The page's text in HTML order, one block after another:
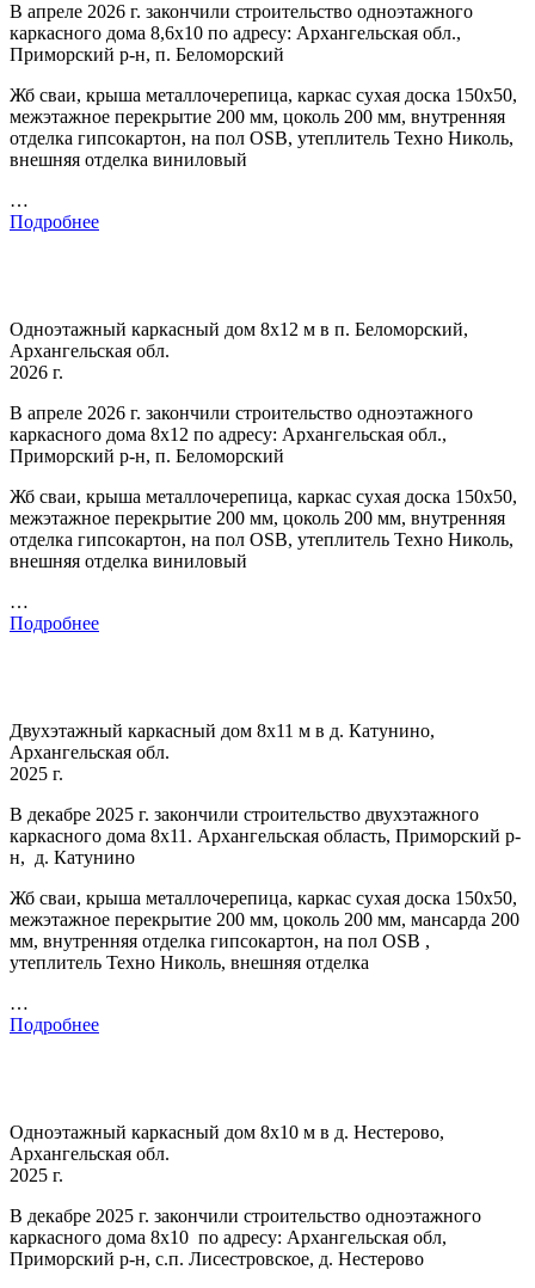
В апреле 2026 г. закончили строительство одноэтажного
каркасного дома 8,6х10 по адресу: Архангельская обл.,
Приморский р-н, п. Беломорский
Жб сваи, крыша металлочерепица, каркас сухая доска 150х50,
межэтажное перекрытие 200 мм, цоколь 200 мм, внутренняя
отделка гипсокартон, на пол OSB, утеплитель Техно Николь,
внешняя отделка виниловый
…
Подробнее
Одноэтажный каркасный дом 8х12 м в п. Беломорский,
Архангельская обл.
2026 г.
В апреле 2026 г. закончили строительство одноэтажного
каркасного дома 8х12 по адресу: Архангельская обл.,
Приморский р-н, п. Беломорский
Жб сваи, крыша металлочерепица, каркас сухая доска 150х50,
межэтажное перекрытие 200 мм, цоколь 200 мм, внутренняя
отделка гипсокартон, на пол OSB, утеплитель Техно Николь,
внешняя отделка виниловый
…
Подробнее
Двухэтажный каркасный дом 8х11 м в д. Катунино,
Архангельская обл.
2025 г.
В декабре 2025 г. закончили строительство двухэтажного
каркасного дома 8х11. Архангельская область, Приморский р-
н, д. Катунино
Жб сваи, крыша металлочерепица, каркас сухая доска 150х50,
межэтажное перекрытие 200 мм, цоколь 200 мм, мансарда 200
мм, внутренняя отделка гипсокартон, на пол OSB ,
утеплитель Техно Николь, внешняя отделка
…
Подробнее
Одноэтажный каркасный дом 8х10 м в д. Нестерово,
Архангельская обл.
2025 г.
В декабре 2025 г. закончили строительство одноэтажного
каркасного дома 8х10 по адресу: Архангельская обл,
Приморский р-н, с.п. Лисестровское, д. Нестерово